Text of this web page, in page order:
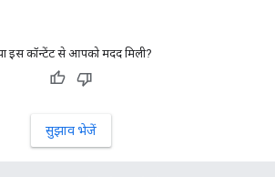
इस कॉन्टेंट से आपको मदद मिली?
सुझाव भेजें